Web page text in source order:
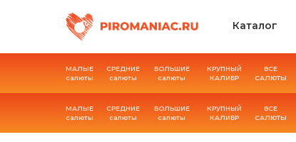
Каталог
МАЛЫЕ
салюты
ВСЕ
САЛЮТЫ
СРЕДНИЕ
салюты
БОЛЬШИЕ
салюты
КРУПНЫЙ
КАЛИБР
МАЛЫЕ
салюты
ВСЕ
САЛЮТЫ
СРЕДНИЕ
салюты
БОЛЬШИЕ
салюты
КРУПНЫЙ
КАЛИБР